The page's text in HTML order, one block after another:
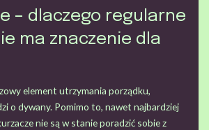
– dlaczego regularne
ma znaczenie dla
element utrzymania porządku,
o dywany. Pomimo to, nawet najbardziej
nie są w stanie poradzić sobie z